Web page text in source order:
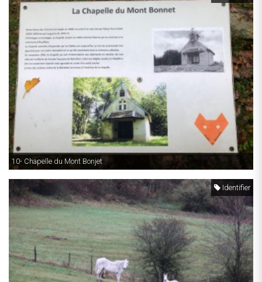
10- Chapelle du Mont Bonjet
Identifier